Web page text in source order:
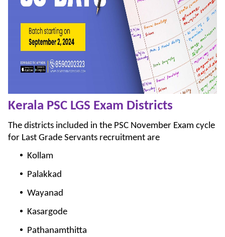
Kerala PSC LGS Exam Districts
The districts included in the PSC November Exam cycle
for Last Grade Servants recruitment are
Kollam
Palakkad
Wayanad
Kasargode
Pathanamthitta